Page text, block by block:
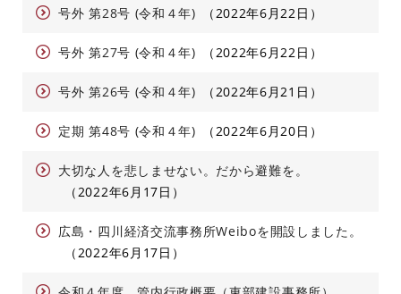
号外 第28号 (令和４年) 2022年6月22日
号外 第27号 (令和４年) 2022年6月22日
号外 第26号 (令和４年) 2022年6月21日
定期 第48号 (令和４年) 2022年6月20日
大切な人を悲しませない。だから避難を。
2022年6月17日
広島・四川経済交流事務所Weiboを開設しました。
2022年6月17日